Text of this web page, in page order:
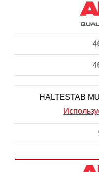
HALTESTAB